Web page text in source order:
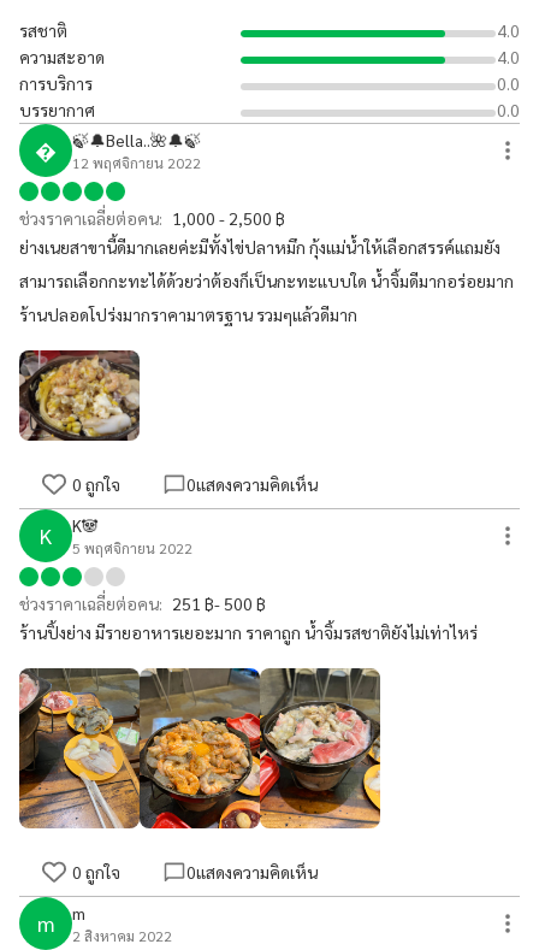
รสชาติ
4.0
ความสะอาด
4.0
การบริการ
0.0
บรรยากาศ
0.0
 🍃🔔Bella..🌺🔔🍃
12 พฤศจิกายน 2022
ช่วงราคาเฉลี่ยต่อคน: 1,000 - 2,500 ฿
ย่างเนยสาขานี้ดีมากเลยค่ะมีทั้งไข่ปลาหมึก กุ้งแม่น้ำให้เลือกสรรค์แถมยัง
สามารถเลือกกะทะได้ด้วยว่าต้องก็เป็นกะทะแบบใด น้ำจิ้มดีมากอร่อยมาก
ร้านปลอดโปร่งมากราคามาตรฐาน รวมๆแล้วดีมาก
0 ถูกใจ 0แสดงความคิดเห็น
K K🐼
5 พฤศจิกายน 2022
ช่วงราคาเฉลี่ยต่อคน: 251 ฿- 500 ฿
ร้านปิ้งย่าง มีรายอาหารเยอะมาก ราคาถูก น้ำจิ้มรสชาติยังไม่เท่าไหร่
0 ถูกใจ 0แสดงความคิดเห็น
m m
2 สิงหาคม 2022